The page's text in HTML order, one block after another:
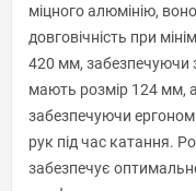
міцного алюмінію,
довговічність при
420 мм, забезпечуючи
мають розмір 124 мм,
забезпечуючи
рук під час катання.
забезпечує